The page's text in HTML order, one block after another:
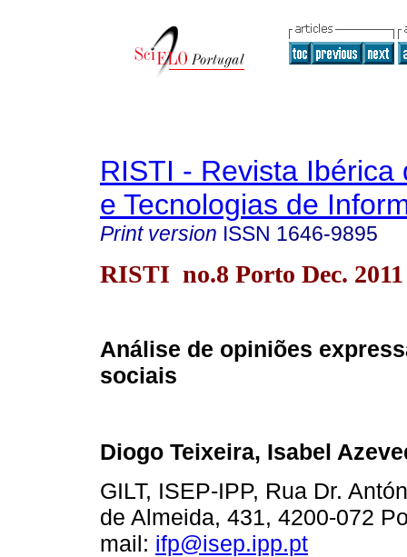
RISTI - Revista Ibérica
e Tecnologias de
Print version ISSN 1646-9895
RISTI no.8 Porto Dec. 2011
Análise de opiniões
sociais
Diogo Teixeira, Isabel
GILT, ISEP-IPP, Rua Dr.
de Almeida, 431, 4200-072
mail: ifp@isep.ipp.pt